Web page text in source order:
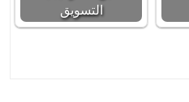
التسويق